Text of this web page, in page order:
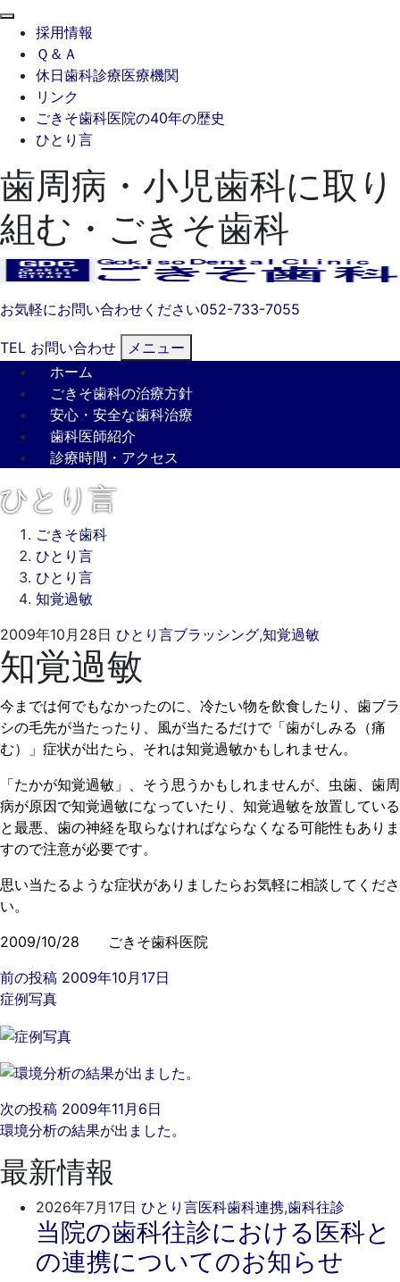
採用情報
Ｑ＆Ａ
休日歯科診療医療機関
リンク
ごきそ歯科医院の40年の歴史
ひとり言
歯周病・小児歯科に取り
組む・ごきそ歯科
お気軽にお問い合わせください052-733-7055
TEL お問い合わせ
メニュー
ホーム
ごきそ歯科の治療方針
安心・安全な歯科治療
歯科医師紹介
診療時間・アクセス
ひとり言
ごきそ歯科
ひとり言
ひとり言
知覚過敏
2009年10月28日 ひとり言ブラッシング,知覚過敏
月
16
日
歯
科
知覚過敏
今までは何でもなかったのに、冷たい物を飲食したり、歯ブラ
シの毛先が当たったり、風が当たるだけで「歯がしみる（痛
む）」症状が出たら、それは知覚過敏かもしれません。
「たかが知覚過敏」、そう思うかもしれませんが、虫歯、歯周
病が原因で知覚過敏になっていたり、知覚過敏を放置している
と最悪、歯の神経を取らなければならなくなる可能性もありま
すので注意が必要です。
思い当たるような症状がありましたらお気軽に相談してくださ
い。
2009/10/28 ごきそ歯科医院
前の投稿 2009年10月17日
症例写真
次の投稿 2009年11月6日
環境分析の結果が出ました。
最新情報
2026年7月17日 ひとり言医科歯科連携,歯科往診
年
7
き
そ
当院の歯科往診における医科と
の連携についてのお知らせ